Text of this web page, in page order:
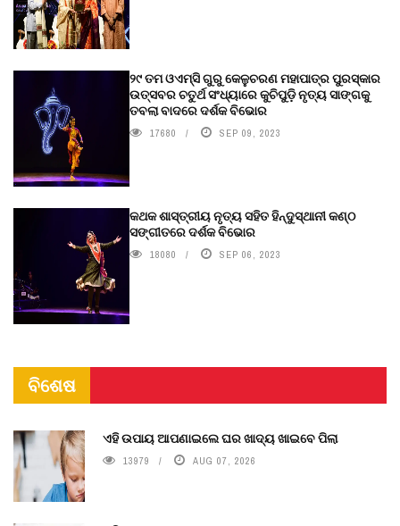
୨୯ ତମ ଓଏମ୍‌ସି ଗୁରୁ କେଳୁଚରଣ ମହାପାତ୍ର ପୁରସ୍କାର
ଉତ୍ସବର ଚତୁର୍ଥ ସଂଧ୍ୟାରେ କୁଚିପୁଡ଼ି ନୃତ୍ୟ ସାଙ୍ଗକୁ
ତବଲା ବାଦରେ ଦର୍ଶକ ବିଭୋର
17680 SEP 09, 2023
କଥକ ଶାସ୍ତ୍ରୀୟ ନୃତ୍ୟ ସହିତ ହିନ୍ଦୁସ୍ଥାନୀ କଣ୍ଠ
ସଙ୍ଗୀତରେ ଦର୍ଶକ ବିଭୋର
18080 SEP 06, 2023
ବିଶେଷ
ଏହି ଉପାୟ ଆପଣାଇଲେ ଘର ଖାଦ୍ୟ ଖାଇବେ ପିଲା
13979 AUG 07, 2026